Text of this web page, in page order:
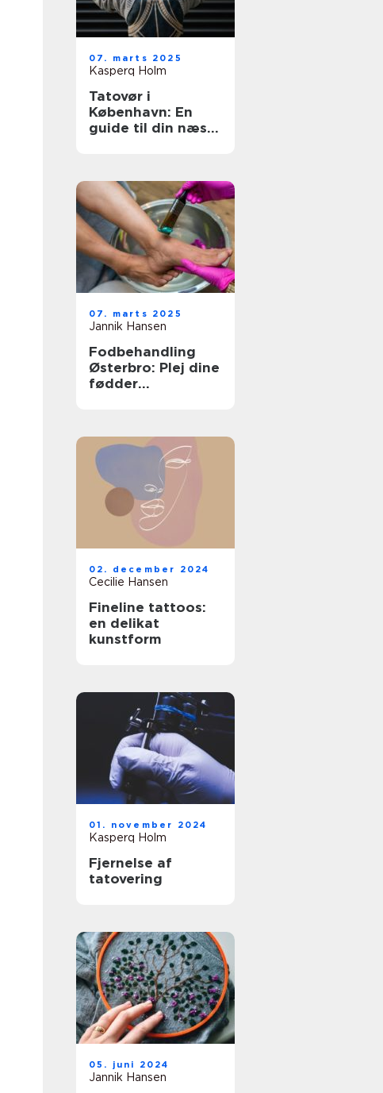
07. marts 2025
Kasperq Holm
Tatovør i
København: En
guide til din næste
07. marts 2025
Jannik Hansen
Fodbehandling
Østerbro: Plej dine
fødder
02. december 2024
Cecilie Hansen
Fineline tattoos:
en delikat
kunstform
01. november 2024
Kasperq Holm
Fjernelse af
tatovering
05. juni 2024
Jannik Hansen